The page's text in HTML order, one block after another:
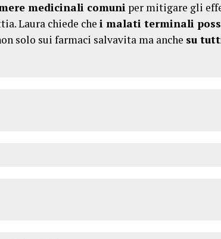
medicinali comuniper mitigare gli
Laura chiede che i malati terminali
solo sui farmaci salvavita ma anche su